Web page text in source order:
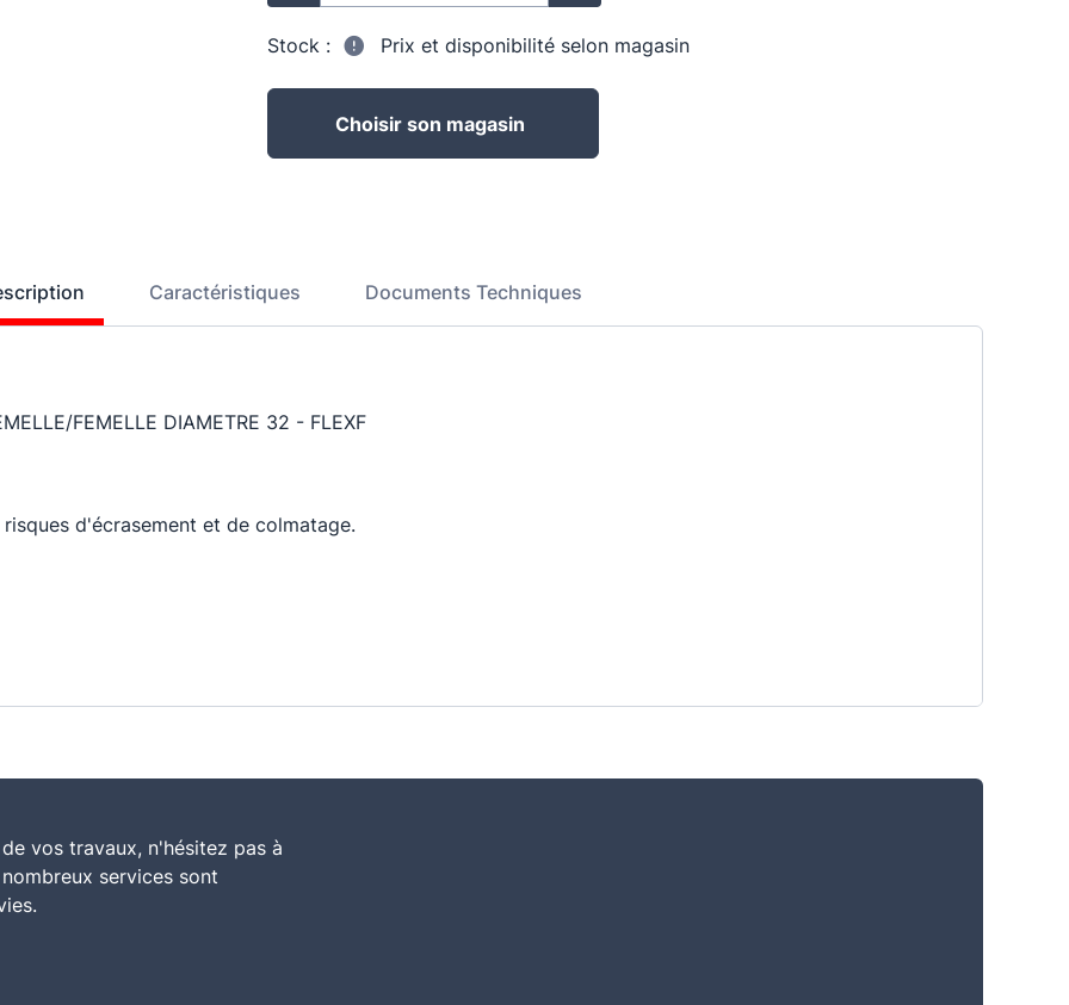
Stock : Prix et disponibilité selon magasin
Choisir son magasin
Caractéristiques Documents Techniques
FEMELLE DIAMETRE 32 - FLEXF
d'écrasement et de colmatage.
vos travaux, n'hésitez pas à
services sont